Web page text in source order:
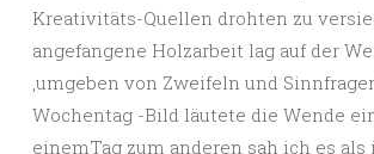
Kreativitäts-Quellen drohten zu
angefangene Holzarbeit lag auf der
‚umgeben von Zweifeln und
Wochentag -Bild läutete die Wende
einemTag zum anderen sah ich es als